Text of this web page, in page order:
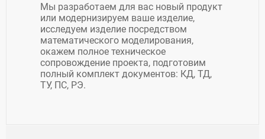
Мы разработаем для вас новый продукт
или модернизируем ваше изделие,
исследуем изделие посредством
математического моделирования,
окажем полное техническое
сопровождение проекта, подготовим
полный комплект документов: КД, ТД,
ТУ, ПС, РЭ.